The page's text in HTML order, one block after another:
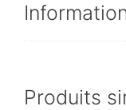
Produits